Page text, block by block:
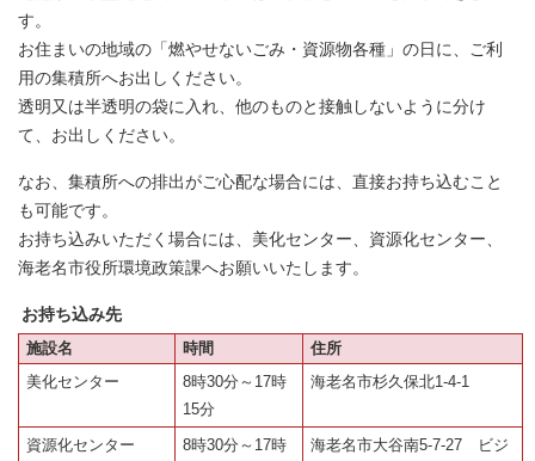
す。
お住まいの地域の「燃やせないごみ・資源物各種」の日に、ご利
用の集積所へお出しください。
透明又は半透明の袋に入れ、他のものと接触しないように分け
て、お出しください。
なお、集積所への排出がご心配な場合には、直接お持ち込むこと
も可能です。
お持ち込みいただく場合には、美化センター、資源化センター、
海老名市役所環境政策課へお願いいたします。
お持ち込み先
施設名
時間
住所
美化センター
8時30分～17時
15分
海老名市杉久保北1-4-1
資源化センター
8時30分～17時
海老名市大谷南5-7-27 ビジ